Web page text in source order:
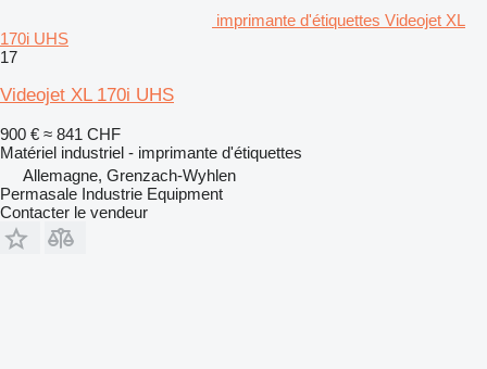
imprimante d'étiquettes Videojet XL
170i UHS
17
Videojet XL 170i UHS
900 € ≈ 841 CHF
Matériel industriel - imprimante d'étiquettes
Allemagne, Grenzach-Wyhlen
Permasale Industrie Equipment
Contacter le vendeur